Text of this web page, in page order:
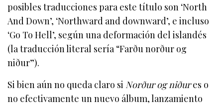
posibles traducciones para este título son ‘North
And Down’, ‘Northward and downward’, e incluso
‘Go To Hell’, según una deformación del islandés
(la traducción literal sería “Farðu norður og
niður”).
Si bien aún no queda claro si Norður og niðures o
no efectivamente un nuevo álbum, lanzamiento